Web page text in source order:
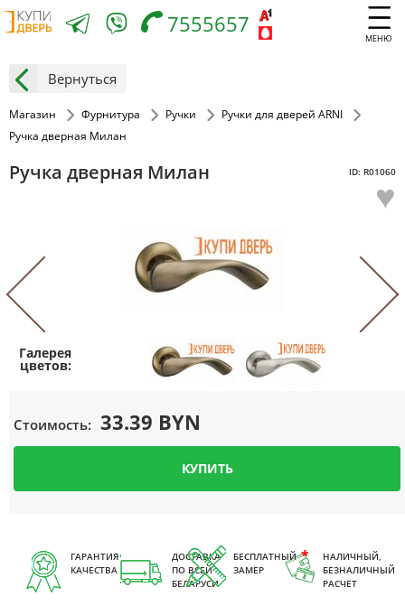
МЕНЮ
7555657
Вернуться
Магазин Фурнитура Ручки
Ручки для дверей ARNI
Ручка дверная Милан
Ручка дверная Милан ID: R01060
♥
Стоимость: 33.39 BYN
КУПИТЬ
ГАРАНТИЯ
КАЧЕСТВА
ДОСТАВКА
ПО ВСЕЙ
БЕЛАРУСИ
БЕСПЛАТНЫЙ
ЗАМЕР
НАЛИЧНЫЙ,
БЕЗНАЛИЧНЫЙ
РАСЧЕТ